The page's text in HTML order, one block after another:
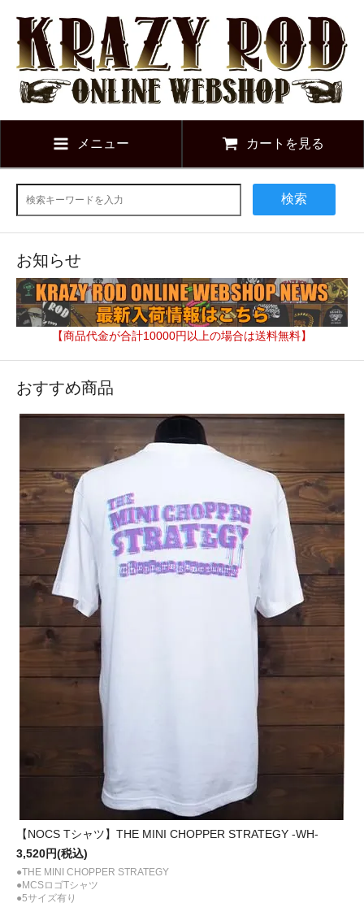
メニュー カートを見る
検索
お知らせ
【商品代金が合計10000円以上の場合は送料無料】
おすすめ商品
【NOCS Tシャツ】THE MINI CHOPPER STRATEGY -WH-
3,520円(税込)
●THE MINI CHOPPER STRATEGY
●MCSロゴTシャツ
●5サイズ有り